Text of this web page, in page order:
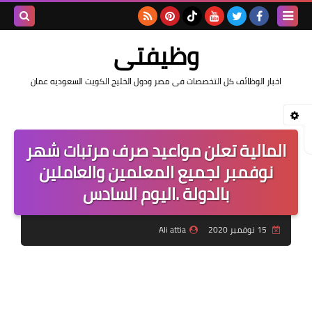
وظيفتى
اخبار الوظائف كل التخصصات فى مصر ودول الخليج الكويت السعوديه عمان
المالية تعلن مواعيد صرف مرتبات شهر
نوفمبر لجميع المعلمين والعاملين
بالدولة .اليوم السادس
Ali attia